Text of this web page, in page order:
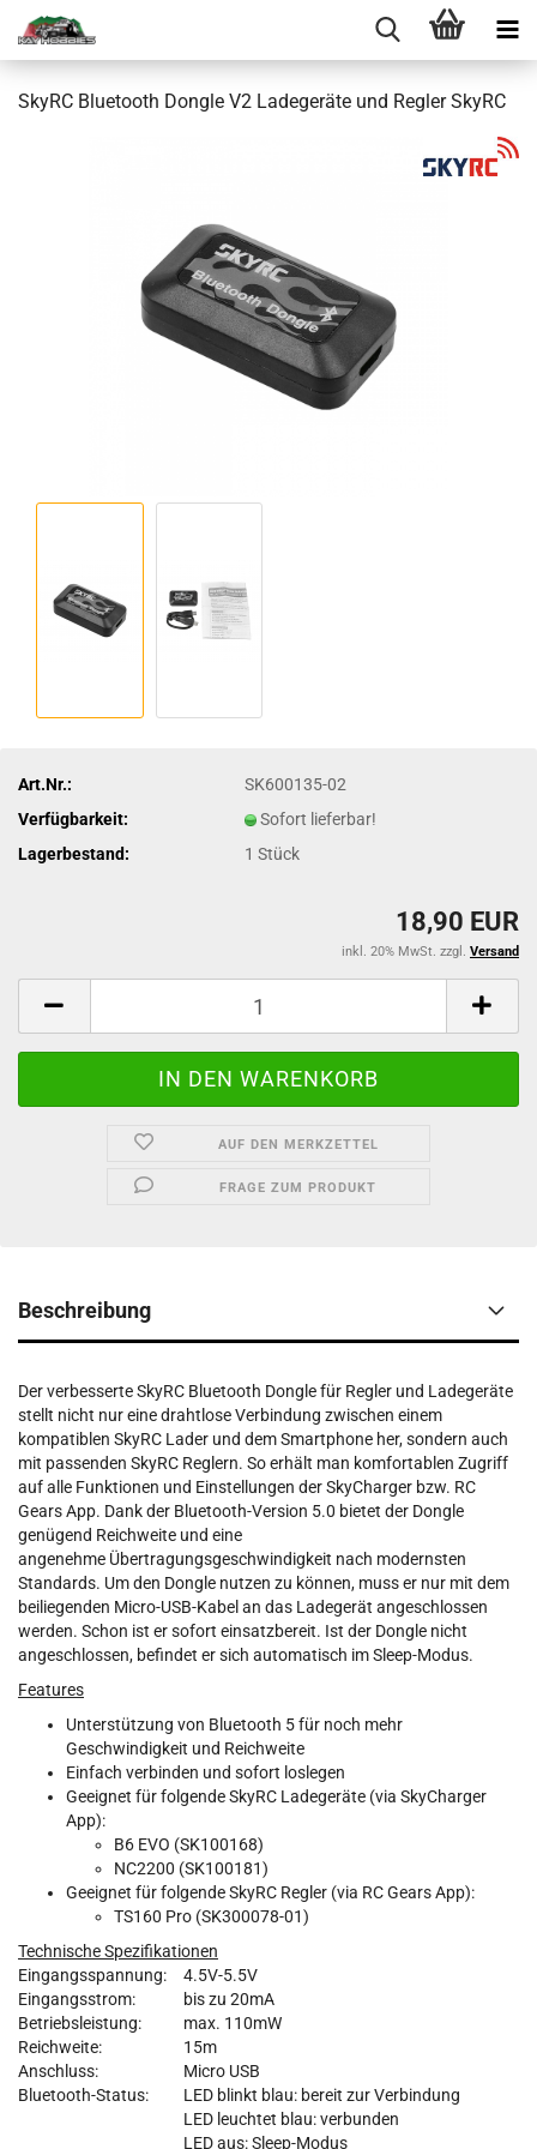
SkyRC Bluetooth Dongle V2 Ladegeräte und Regler SkyRC
Art.Nr.:
SK600135-02
Verfügbarkeit:
Sofort lieferbar!
Lagerbestand:
1Stück
18,90 EUR
inkl. 20% MwSt. zzgl. Versand
AUF DEN MERKZETTEL
FRAGE ZUM PRODUKT
Beschreibung
Der verbesserte SkyRC Bluetooth Dongle für Regler und Ladegeräte
stellt nicht nur eine drahtlose Verbindung zwischen einem
kompatiblen SkyRC Lader und dem Smartphone her, sondern auch
mit passenden SkyRC Reglern. So erhält man komfortablen Zugriff
auf alle Funktionen und Einstellungen der SkyCharger bzw. RC
Gears App. Dank der Bluetooth-Version 5.0 bietet der Dongle
genügend Reichweite und eine
angenehme Übertragungsgeschwindigkeit nach modernsten
Standards. Um den Dongle nutzen zu können, muss er nur mit dem
beiliegenden Micro-USB-Kabel an das Ladegerät angeschlossen
werden. Schon ist er sofort einsatzbereit. Ist der Dongle nicht
angeschlossen, befindet er sich automatisch im Sleep-Modus.
Features
Unterstützung von Bluetooth 5 für noch mehr
Geschwindigkeit und Reichweite
Einfach verbinden und sofort loslegen
Geeignet für folgende SkyRC Ladegeräte (via SkyCharger
App):
B6 EVO (SK100168)
NC2200 (SK100181)
Geeignet für folgende SkyRC Regler (via RC Gears App):
TS160 Pro (SK300078-01)
Technische Spezifikationen
Eingangsspannung:
4.5V-5.5V
Eingangsstrom:
bis zu 20mA
Betriebsleistung:
max. 110mW
Reichweite:
15m
Anschluss:
Micro USB
Bluetooth-Status:
LED blinkt blau: bereit zur Verbindung
LED leuchtet blau: verbunden
LED aus: Sleep-Modus